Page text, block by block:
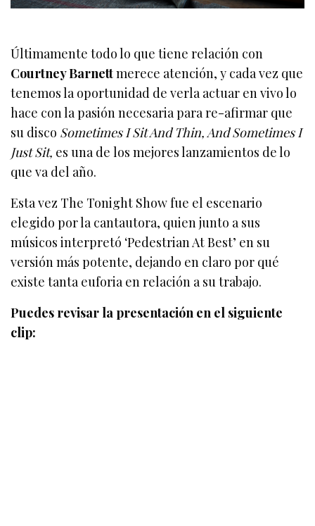
Últimamente todo lo que tiene relación con
Courtney Barnettmerece atención, y cada vez que
tenemos la oportunidad de verla actuar en vivo lo
hace con la pasión necesaria para re-afirmar que
su disco Sometimes I Sit And Thin, And Sometimes I
Just Sit, es una de los mejores lanzamientos de lo
que va del año.
Esta vez The Tonight Show fue el escenario
elegido por la cantautora, quien junto a sus
músicos interpretó ‘Pedestrian At Best’ en su
versión más potente, dejando en claro por qué
existe tanta euforia en relación a su trabajo.
Puedes revisar la presentación en el siguiente
clip: